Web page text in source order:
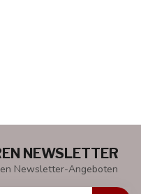
NEWSLETTER
Newsletter-Angeboten